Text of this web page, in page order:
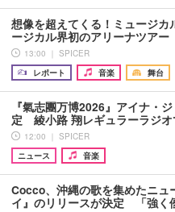
想像を超えてくる！ミュージカ
ージカル界初のアリーナツア
13:00 ｜ SPICER
レポート
音楽 舞台
『氣志團万博2026』アイナ・
定 綾小路 翔レギュラーラジオ
12:00 ｜ SPICER
ニュース
音楽
Cocco、沖縄の歌を集めたニュ
イ』のリリースが決定 「強